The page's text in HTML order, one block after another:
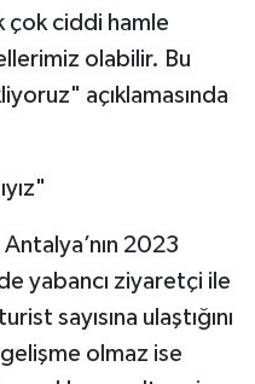
çok ciddi hamle
olabilir. Bu
açıklamasında
2023
yabancı ziyaretçi ile
sayısına ulaştığını
olmaz ise